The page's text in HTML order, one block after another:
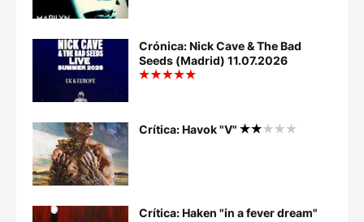
Crónica: Nick Cave & The Bad
Seeds (Madrid) 11.07.2026
Crítica: Havok "V"
Crítica: Haken "in a fever dream"